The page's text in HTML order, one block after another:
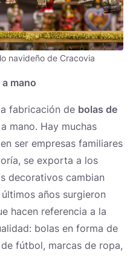
navideño de Cracovia
mano
fabricación de bolas de
mano. Hay muchas
ser empresas familiares
se exporta a los
decorativos cambian
años surgieron
hacen referencia a la
bolas en forma de
fútbol, marcas de ropa,